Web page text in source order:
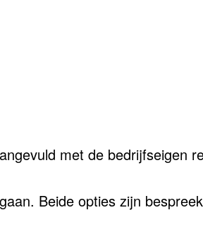
met de bedrijfseigen
Beide opties zijn